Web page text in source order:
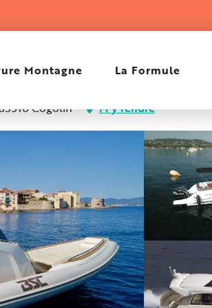
Montagne La Formule
Cogolin M'y rendre